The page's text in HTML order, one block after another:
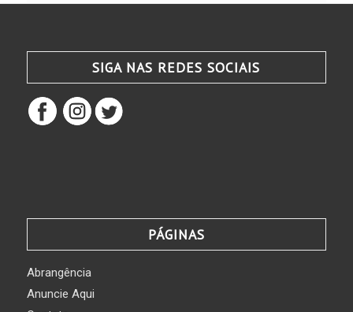
SIGA NAS REDES SOCIAIS
PÁGINAS
Abrangência
Anuncie Aqui